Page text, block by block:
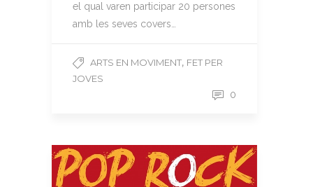
el qual varen participar 20 persones
amb les seves covers…
ARTS EN MOVIMENT, FET PER
JOVES
0